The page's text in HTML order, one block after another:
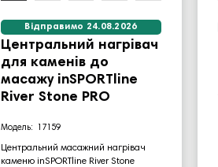
Відправимо 24.08.2026
Центральний нагрівач
для каменів до
масажу inSPORTline
River Stone PRO
17159
Центральний масажний нагрівач
каменю inSPORTline River Stone